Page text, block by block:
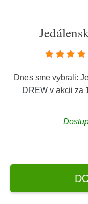
Dnes sme vybrali:
DREW v akcii za